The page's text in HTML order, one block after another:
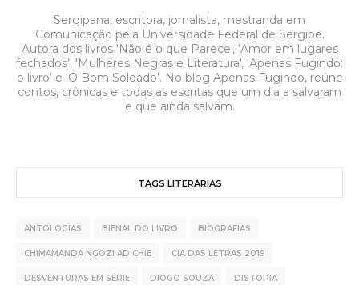
Sergipana, escritora, jornalista, mestranda em
Comunicação pela Universidade Federal de Sergipe.
Autora dos livros 'Não é o que Parece', ‘Amor em lugares
fechados’, 'Mulheres Negras e Literatura', ‘Apenas Fugindo:
o livro’ e ‘O Bom Soldado’. No blog Apenas Fugindo, reúne
contos, crônicas e todas as escritas que um dia a salvaram
e que ainda salvam.
TAGS LITERÁRIAS
ANTOLOGIAS BIENAL DO LIVRO BIOGRAFIAS
CHIMAMANDA NGOZI ADICHIE CIA DAS LETRAS 2019
DESVENTURAS EM SÉRIE DIOGO SOUZA DISTOPIA